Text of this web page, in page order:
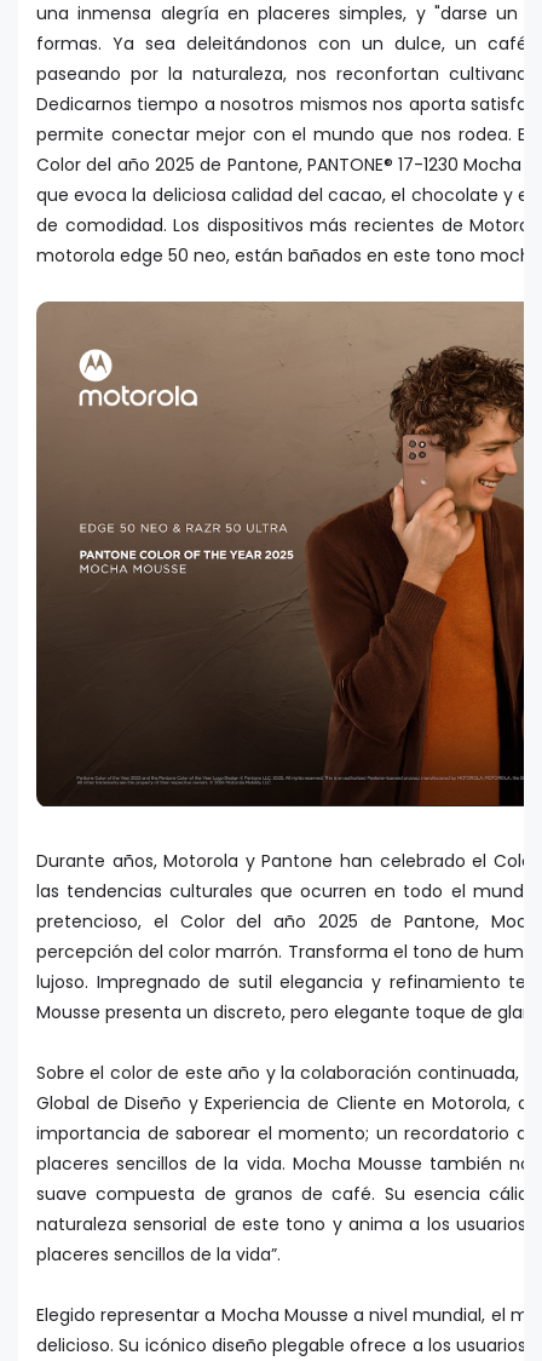
una inmensa alegría en placeres simples, y "darse un
formas. Ya sea deleitándonos con un dulce, un
paseando por la naturaleza, nos reconfortan
Dedicarnos tiempo a nosotros mismos nos aporta
permite conectar mejor con el mundo que nos rodea.
Color del año 2025 de Pantone, PANTONE® 17-1230
que evoca la deliciosa calidad del cacao, el chocolate y el
de comodidad. Los dispositivos más recientes de
motorola edge 50 neo, están bañados en este tono
Durante años, Motorola y Pantone han celebrado el
las tendencias culturales que ocurren en todo el
pretencioso, el Color del año 2025 de Pantone,
percepción del color marrón. Transforma el tono de
lujoso. Impregnado de sutil elegancia y refinamiento
Mousse presenta un discreto, pero elegante toque de
Sobre el color de este año y la colaboración continuada,
Global de Diseño y Experiencia de Cliente en Motorola,
importancia de saborear el momento; un recordatorio
placeres sencillos de la vida. Mocha Mousse también
suave compuesta de granos de café. Su esencia
naturaleza sensorial de este tono y anima a los usuarios
placeres sencillos de la vida”.
Elegido representar a Mocha Mousse a nivel mundial, el
delicioso. Su icónico diseño plegable ofrece a los usuarios